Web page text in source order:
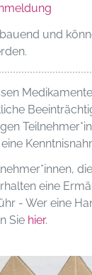
und
eine
- Wer eine
Sie hier.